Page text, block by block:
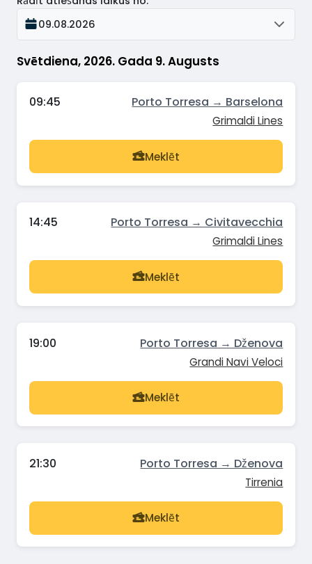
Svētdiena, 2026. Gada 9. Augusts
09.08.2026
09:45 Porto Torresa → Barselona
Grimaldi Lines
Meklēt
14:45 Porto Torresa → Civitavecchia
Grimaldi Lines
Meklēt
19:00 Porto Torresa → Dženova
Grandi Navi Veloci
Meklēt
21:30 Porto Torresa → Dženova
Tirrenia
Meklēt